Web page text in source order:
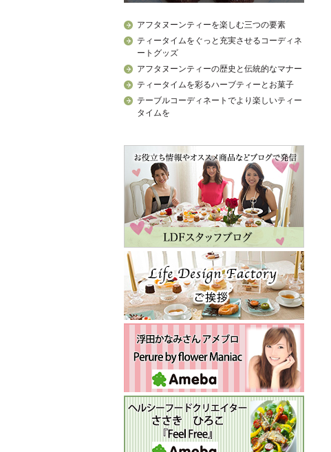
アフタヌーンティーを楽しむ三つの要素
ティータイムをぐっと充実させるコーディネ
ートグッズ
アフタヌーンティーの歴史と伝統的なマナー
ティータイムを彩るハーブティーとお菓子
テーブルコーディネートでより楽しいティー
タイムを